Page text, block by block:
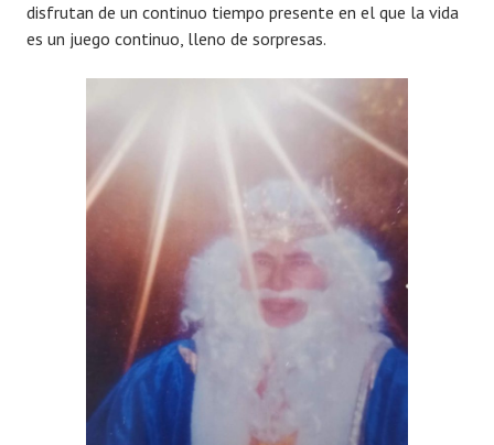
disfrutan de un continuo tiempo presente en el que la vida
es un juego continuo, lleno de sorpresas.